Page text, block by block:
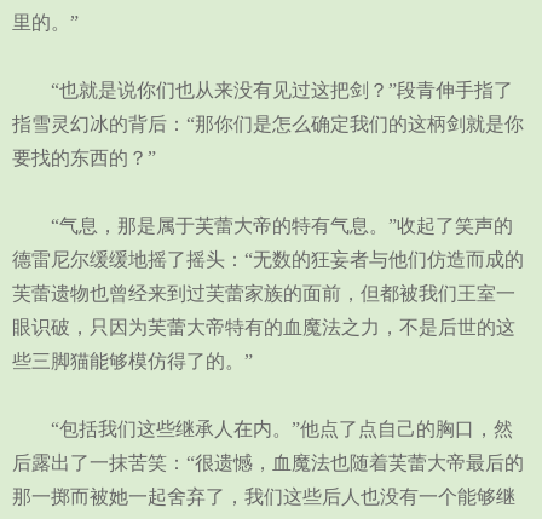
里的。”
“也就是说你们也从来没有见过这把剑？”段青伸手指了
指雪灵幻冰的背后：“那你们是怎么确定我们的这柄剑就是你
要找的东西的？”
“气息，那是属于芙蕾大帝的特有气息。”收起了笑声的
德雷尼尔缓缓地摇了摇头：“无数的狂妄者与他们仿造而成的
芙蕾遗物也曾经来到过芙蕾家族的面前，但都被我们王室一
眼识破，只因为芙蕾大帝特有的血魔法之力，不是后世的这
些三脚猫能够模仿得了的。”
“包括我们这些继承人在内。”他点了点自己的胸口，然
后露出了一抹苦笑：“很遗憾，血魔法也随着芙蕾大帝最后的
那一掷而被她一起舍弃了，我们这些后人也没有一个能够继